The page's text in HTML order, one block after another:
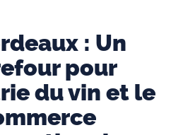
: Un
pour
du vin et le